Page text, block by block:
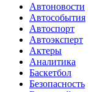
Автоновости
Автособытия
Автоспорт
Автоэксперт
Актеры
Аналитика
Баскетбол
Безопасность